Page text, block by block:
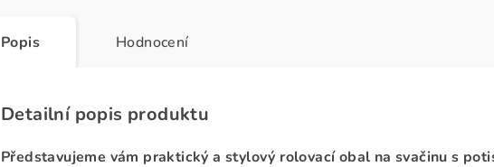
Popis Hodnocení
Detailní popis produktu
Představujeme vám praktický a stylový rolovací obal na svačinu s